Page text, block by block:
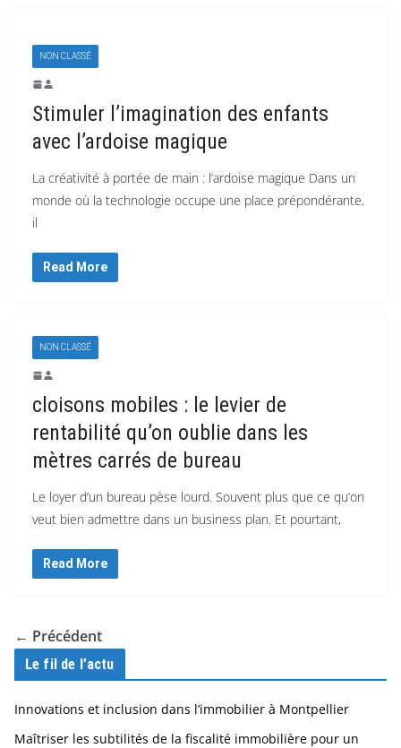
NON CLASSÉ
Stimuler l’imagination des enfants
avec l’ardoise magique
La créativité à portée de main : l’ardoise magique Dans un
monde où la technologie occupe une place prépondérante,
il
Read More
NON CLASSÉ
cloisons mobiles : le levier de
rentabilité qu’on oublie dans les
mètres carrés de bureau
Le loyer d’un bureau pèse lourd. Souvent plus que ce qu’on
veut bien admettre dans un business plan. Et pourtant,
Read More
← Précédent
Le fil de l’actu
Innovations et inclusion dans l’immobilier à Montpellier
Maîtriser les subtilités de la fiscalité immobilière pour un